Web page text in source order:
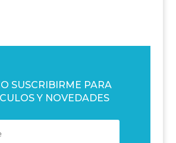
SUSCRIBIRME PARA
Y NOVEDADES